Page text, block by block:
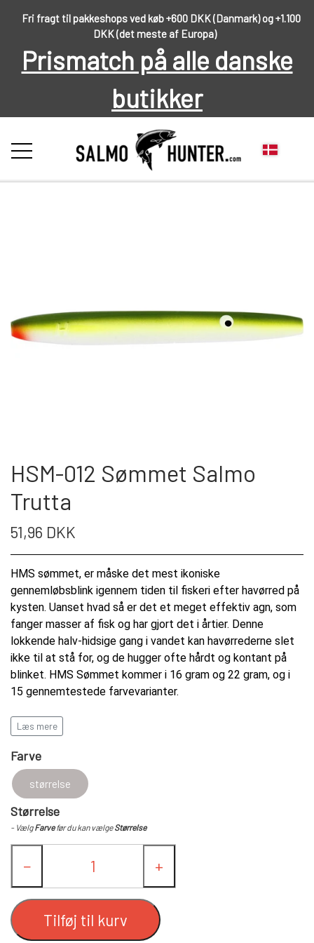
Fri fragt til pakkeshops ved køb +600 DKK (Danmark) og +1.100
DKK (det meste af Europa)
Prismatch på alle danske
butikker
WEBSHOP
LONGSHOT KENT ANDERSEN DESIGN
19 G
POLAROID BRILLER
LANDINGS NET
FC SPINNERE HÅNDLAVEDE
FC DOWNSTREAM STANDARD
FC BULLET STANDARD
FC UPSTREAM SKJERN Å SPECIAL (M/
#8 KROGE)
FC WESTIN UPSTREAM SPINNERE
TASKER OG BEKLÆDNING
ARTIKLER & VIDEO
HSM-012 Sømmet Salmo
Trutta
51,96 DKK
HMS sømmet, er måske det mest ikoniske
gennemløbsblink igennem tiden til fiskeri efter havørred på
kysten. Uanset hvad så er det et meget effektiv agn, som
fanger masser af fisk og har gjort det i årtier. Denne
lokkende halv-hidsige gang i vandet kan havørrederne slet
ikke til at stå for, og de hugger ofte hårdt og kontant på
blinket. HMS Sømmet kommer i 16 gram og 22 gram, og i
15 gennemtestede farvevarianter.
Læs mere
Farve
størrelse
Størrelse
- VælgFarvefør du kan vælgeStørrelse
− +
Tilføj til kurv